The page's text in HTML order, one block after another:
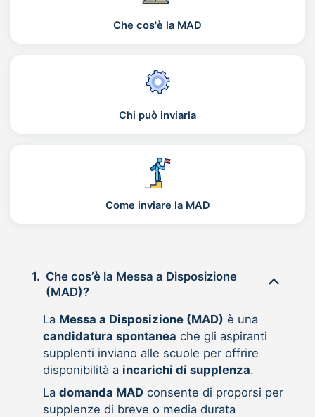
Che cos'è la MAD
Chi può inviarla
Come inviare la MAD
1. Che cos’è la Messa a Disposizione
(MAD)?
La Messa a Disposizione (MAD) è una
candidatura spontanea che gli aspiranti
supplenti inviano alle scuole per offrire
disponibilità a incarichi di supplenza.
La domanda MADconsente di proporsi per
supplenze di breve o media durata